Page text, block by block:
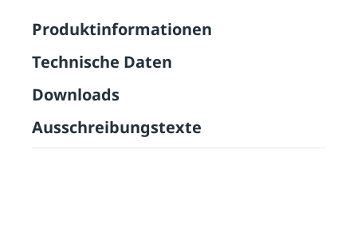
Produktinformationen
Technische Daten
Downloads
Ausschreibungstexte